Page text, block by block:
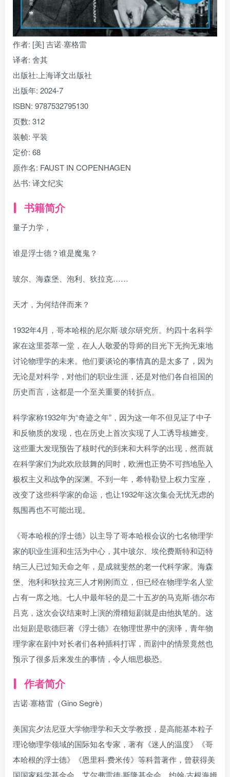
作者: [美] 吉诺·塞格雷
译者: 舍其
出版社: 上海译文出版社
出版年: 2024-7
ISBN: 9787532795130
页数: 312
装帧: 平装
定价: 68
原作名: FAUST IN COPENHAGEN
丛书: 译文纪实
书籍简介
量子力学，
谁是浮士德？谁是魔鬼？
玻尔、海森堡、泡利、狄拉克……
天才，为何结伴而来？
1932年4月，哥本哈根的尼尔斯·玻尔研究所。约四十名科学
家在这里荟萃一堂，在人人敬爱的导师的目光下无拘无束地
讨论物理学的未来。他们要谈论的事情真的是太多了，因为
无论是对科学，对他们的职业生涯，还是对他们各自祖国的
历史而言，这都是一个至关重要的转折点。
科学家称1932年为“奇迹之年”，因为这一年不但见证了中子
和反物质的发现，也在历史上首次实现了人工诱导核嬗变。
这些重大发现预告了核时代的到来和大科学的出现，然而就
在科学家们为此欢欣鼓舞的同时，欧洲也正势不可挡地坠入
极权主义和战争的深渊。不到一年，希特勒登上权力宝座，
改变了这些科学家的命运，也让1932年这次集会无忧无虑的
氛围再也不可能出现。
《哥本哈根的浮士德》以主导了哥本哈根会议的七名物理学
家的职业生涯和生活为中心，其中玻尔、埃伦费斯特和迈特
纳三人已过知天命之年，是成就斐然的老一代科学家。海森
堡、泡利和狄拉克三人才刚刚而立，但已经在物理学名人堂
占有一席之地。七人中最年轻的是二十五岁的马克斯·德尔布
吕克，这次会议结束时上演的滑稽短剧就是由他执笔的。这
出短剧是歌德巨著《浮士德》在物理世界中的演绎，青年物
理学家在剧中对长者们各种插科打诨，而剧中的情景竟然也
预示了很多后来发生的事情，令人细思极恐。
作者简介
吉诺·塞格雷（Gino Segrè）
美国宾夕法尼亚大学物理学和天文学教授，是高能基本粒子
理论物理学领域的国际知名专家，著有《迷人的温度》《哥
本哈根的浮士德》《恩里科·费米传》等科普著作，曾获得美
国国家科学基金会、艾尔弗雷德·斯隆基金会、约翰·古根海姆